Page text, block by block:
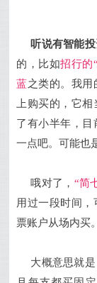
听说有智能
的，比如招行的
蓝之类的。我用
上购买的，它相
了有小半年，目
一点吧。可能也
哦对了， “简
用过一段时间，
票账户从场内买。
大概意思就